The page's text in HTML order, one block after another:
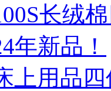
长绒
年新品！
上用品